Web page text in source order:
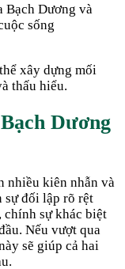
Bạch Dương và
sống
xây dựng mối
thấu hiểu.
Bạch Dương
nhiều kiên nhẫn và
sự đối lập rõ rệt
chính sự khác biệt
Nếu vượt qua
sẽ giúp cả hai